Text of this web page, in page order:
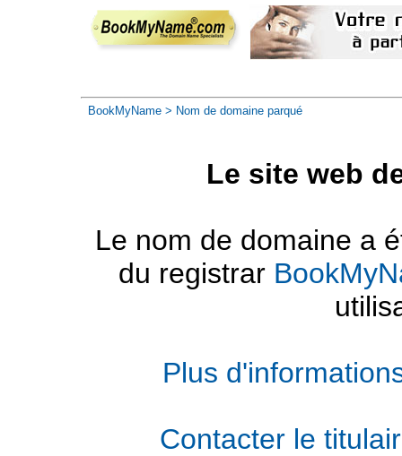
BookMyName > Nom de domaine parqué
Le site web
Le nom de domaine a
du registrar
Plus
Contacter le